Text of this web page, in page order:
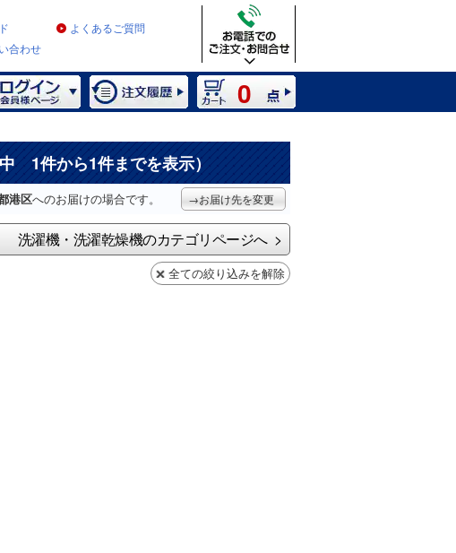
よくあるご質問
合わせ
0
1件から1件までを表示）
港区へのお届けの場合です。 →お届け先を変更
洗濯機・洗濯乾燥機のカテゴリページへ
全ての絞り込みを解除